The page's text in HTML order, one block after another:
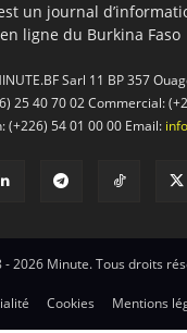
un journal
en ligne du Burkina Faso
Sarl 11 BP 357
25 40 70 02 Commercial:
(+226) 54 01 00 00 Email:
2026 Minute. Tous droits
Cookies Mentions